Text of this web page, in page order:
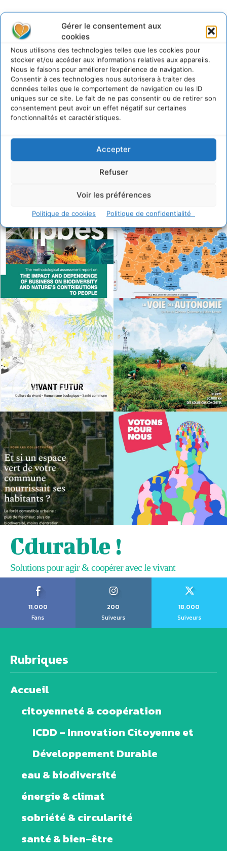
Gérer le consentement aux
cookies
Nous utilisons des technologies telles que les cookies pour
stocker et/ou accéder aux informations relatives aux appareils.
Nous le faisons pour améliorer l’expérience de navigation.
Consentir à ces technologies nous autorisera à traiter des
données telles que le comportement de navigation ou les ID
uniques sur ce site. Le fait de ne pas consentir ou de retirer son
consentement peut avoir un effet négatif sur certaines
fonctionnalités et caractéristiques.
Accepter
Refuser
Voir les préférences
Politique de cookies Politique de confidentialité
@cdurableinfo
273Suiveurs
Cdurable !
Solutions pour agir & coopérer avec le vivant
11,000
Fans
200
Suiveurs
18,000
Suiveurs
Rubriques
Accueil
citoyenneté & coopération
ICDD – Innovation Citoyenne et
Développement Durable
eau & biodiversité
énergie & climat
sobriété & circularité
santé & bien-être